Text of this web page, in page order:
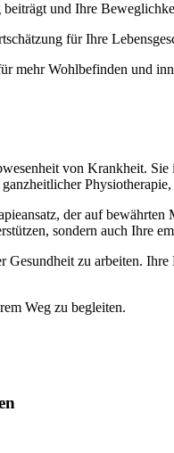
und Ihre
für Ihre
mehr Wohlbefinden und
von Krankheit.
der auf
sondern auch Ihre
zu arbeiten.
Weg zu begleiten.